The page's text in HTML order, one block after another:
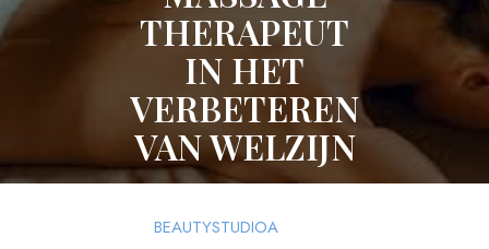
THERAPEUT
IN HET
VERBETEREN
VAN WELZIJN
BEAUTYSTUDIOA